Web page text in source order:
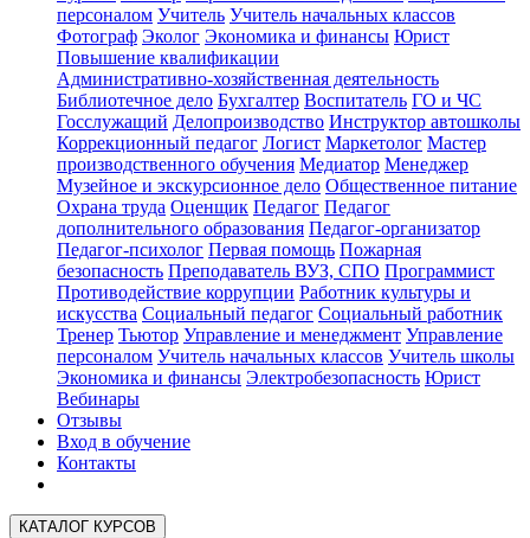
персоналом Учитель Учитель начальных классов
Фотограф Эколог Экономика и финансы Юрист
Повышение квалификации
Административно-хозяйственная деятельность
Библиотечное дело Бухгалтер Воспитатель ГО и ЧС
Госслужащий Делопроизводство Инструктор автошколы
Коррекционный педагог Логист Маркетолог Мастер
производственного обучения Медиатор Менеджер
Музейное и экскурсионное дело Общественное питание
Охрана труда Оценщик Педагог Педагог
дополнительного образования Педагог-организатор
Педагог-психолог Первая помощь Пожарная
безопасность Преподаватель ВУЗ, СПО Программист
Противодействие коррупции Работник культуры и
искусства Социальный педагог Социальный работник
Тренер Тьютор Управление и менеджмент Управление
персоналом Учитель начальных классов Учитель школы
Экономика и финансы Электробезопасность Юрист
Вебинары
Отзывы
Вход в обучение
Контакты
КАТАЛОГ КУРСОВ